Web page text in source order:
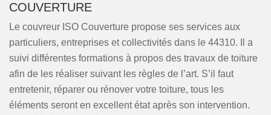
COUVERTURE
Le couvreur ISO Couverture propose ses services aux
particuliers, entreprises et collectivités dans le 44310. Il a
suivi différentes formations à propos des travaux de toiture
afin de les réaliser suivant les règles de l’art. S’il faut
entretenir, réparer ou rénover votre toiture, tous les
éléments seront en excellent état après son intervention.